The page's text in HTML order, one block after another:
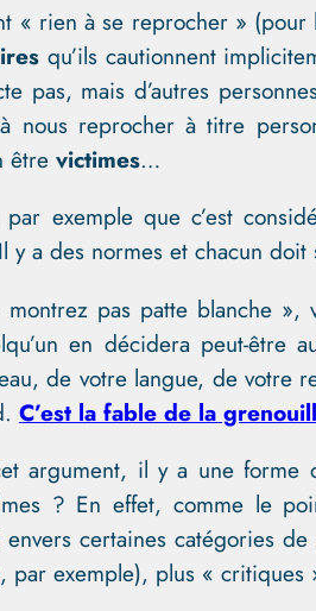
« rien à se reprocher »
qu’ils cautionnent
pas, mais d’autres
à nous reprocher à titre
être victimes…
exemple que c’est
y a des normes et chacun
pas patte blanche
en décidera peut-être
de votre langue, de votre
C’est la fable de la
argument, il y a une forme
? En effet, comme le
envers certaines catégories
par exemple), plus « critiques